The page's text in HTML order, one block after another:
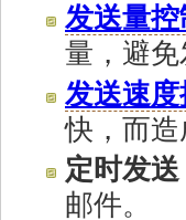
发送量控
量，避
发送速度
快，而造
定时发送
邮件。